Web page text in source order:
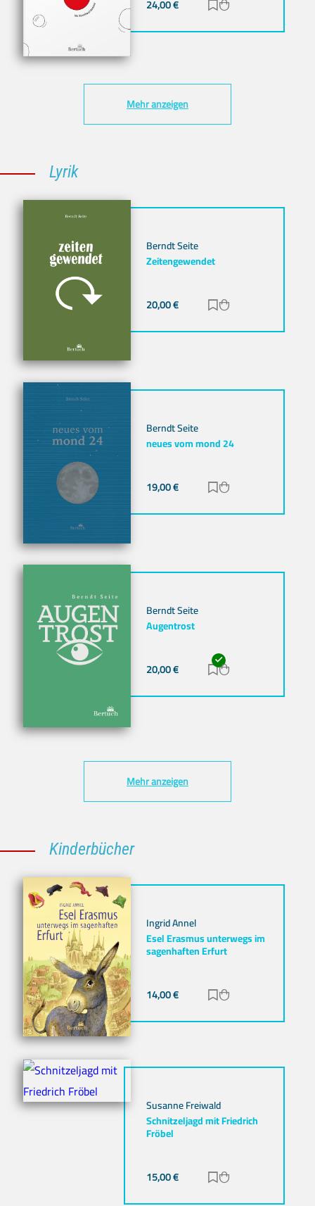
24,00€ Zur Merkliste
Mehr anzeigen
Lyrik
Berndt Seite
Zeitengewendet
20,00€ Zur Merkliste
Berndt Seite
neues vom mond 24
19,00€ Zur Merkliste
Berndt Seite
Augentrost
20,00€ Zur Merkliste
Mehr anzeigen
Kinderbücher
Ingrid Annel
Esel Erasmus unterwegs im
sagenhaften Erfurt
14,00€ Zur Merkliste
Susanne Freiwald
Schnitzeljagd mit Friedrich
Fröbel
15,00€ Zur Merkliste